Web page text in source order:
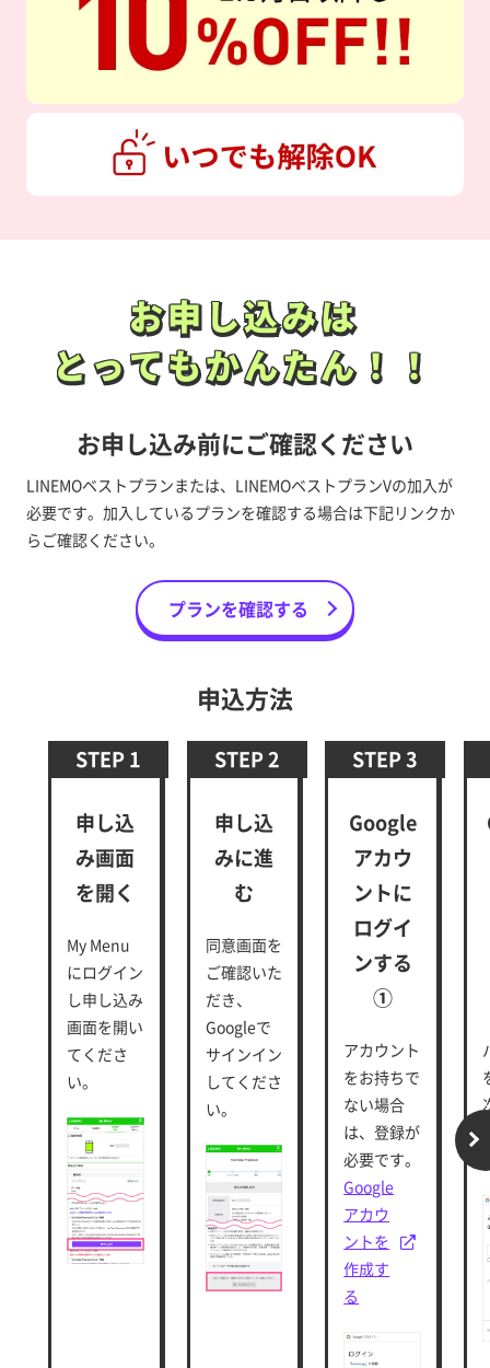
お申し込みは
とってもかんたん！！
お申し込みは
とってもかんたん！！
お申し込み前にご確認ください
LINEMOベストプランまたは、LINEMOベストプランVの加入が
必要です。加入しているプランを確認する場合は下記リンクか
らご確認ください。
プランを確認する
申込方法
STEP 1
申し込
み画面
を開く
My Menu
にログイン
し申し込み
画面を開い
てくださ
い。
STEP 2
申し込
みに進
む
同意画面を
ご確認いた
だき、
Googleで
サインイン
してくださ
い。
STEP 3
Google
アカウ
ントに
ログイ
ンする
①
アカウント
をお持ちで
ない場合
は、登録が
必要です。
Google
アカウ
ントを
作成す
る